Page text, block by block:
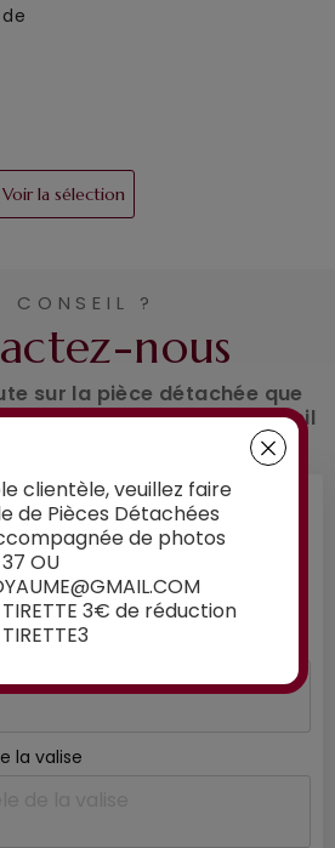
Voir la sélection
CONSEIL ?
nous
sur la pièce détachée que
? Demandez conseil
VOTRE VALISE
la valise
clientèle, veuillez faire
de Pièces Détachées
de photos
OU
TIRETTE 3€ de réduction